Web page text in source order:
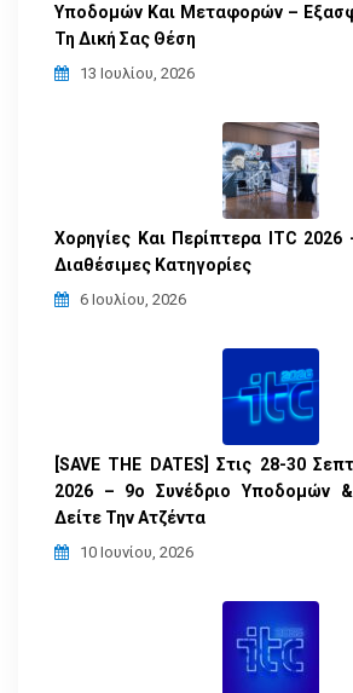
Υποδομών Και Μεταφορών –
Τη Δική Σας Θέση
13 Ιουλίου, 2026
Χορηγίες Και Περίπτερα ITC 2026
Διαθέσιμες Κατηγορίες
6 Ιουλίου, 2026
[SAVE THE DATES] Στις 28-30
2026 – 9ο Συνέδριο Υποδομών
Δείτε Την Ατζέντα
10 Ιουνίου, 2026